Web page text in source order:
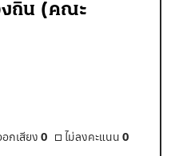
งถิ่น (คณะ
กเสียง 0 ไม่ลงคะแนน 0